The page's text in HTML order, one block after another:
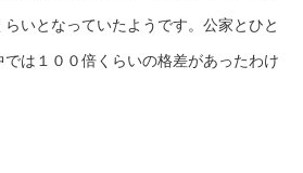
いとなっていたようです。公家とひと
では１００倍くらいの格差があったわけ